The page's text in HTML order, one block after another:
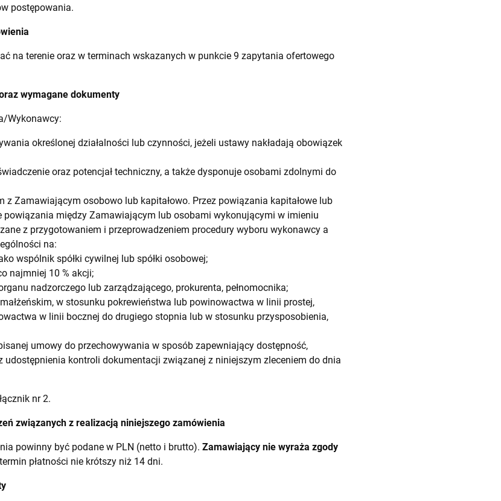
postępowania.
na terenie oraz w terminach wskazanych w punkcie 9 zapytania ofertowego
wymagane dokumenty
Wykonawcy:
określonej działalności lub czynności, jeżeli ustawy nakładają obowiązek
oraz potencjał techniczny, a także dysponuje osobami zdolnymi do
z Zamawiającym osobowo lub kapitałowo. Przez powiązania kapitałowe lub
powiązania między Zamawiającym lub osobami wykonującymi w imieniu
z przygotowaniem i przeprowadzeniem procedury wyboru wykonawcy a
na:
wspólnik spółki cywilnej lub spółki osobowej;
najmniej 10 % akcji;
nadzorczego lub zarządzającego, prokurenta, pełnomocnika;
w stosunku pokrewieństwa lub powinowactwa w linii prostej,
w linii bocznej do drugiego stopnia lub w stosunku przysposobienia,
umowy do przechowywania w sposób zapewniający dostępność,
udostępnienia kontroli dokumentacji związanej z niniejszym zleceniem do dnia
nr 2.
związanych z realizacją niniejszego zamówienia
powinny być podane w PLN (netto i brutto). Zamawiający nie wyraża zgody
płatności nie krótszy niż 14 dni.